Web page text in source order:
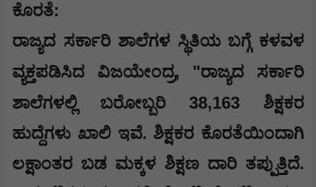
ಕೊರತೆ:
​ರಾಜ್ಯದ ಸರ್ಕಾರಿ ಶಾಲೆಗಳ ಸ್ಥಿತಿಯ ಬಗ್ಗೆ ಕಳವಳ
ವ್ಯಕ್ತಪಡಿಸಿದ ವಿಜಯೇಂದ್ರ, "ರಾಜ್ಯದ ಸರ್ಕಾರಿ
ಶಾಲೆಗಳಲ್ಲಿ ಬರೋಬ್ಬರಿ 38,163 ಶಿಕ್ಷಕರ
ಹುದ್ದೆಗಳು ಖಾಲಿ ಇವೆ. ಶಿಕ್ಷಕರ ಕೊರತೆಯಿಂದಾಗಿ
ಲಕ್ಷಾಂತರ ಬಡ ಮಕ್ಕಳ ಶಿಕ್ಷಣ ದಾರಿ ತಪ್ಪುತ್ತಿದೆ.